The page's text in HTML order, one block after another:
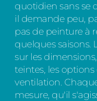
quotidien sans se
il demande peu,
pas de peinture à
quelques saisons.
sur les
teintes, les
ventilation.
mesure, qu'il